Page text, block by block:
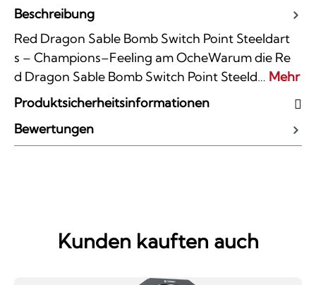
Beschreibung
Red Dragon Sable Bomb Switch Point Steeldart
s – Champions–Feeling am OcheWarum die Re
d Dragon Sable Bomb Switch Point Steeld… Mehr
Produktsicherheitsinformationen
Bewertungen
Kunden kauften auch